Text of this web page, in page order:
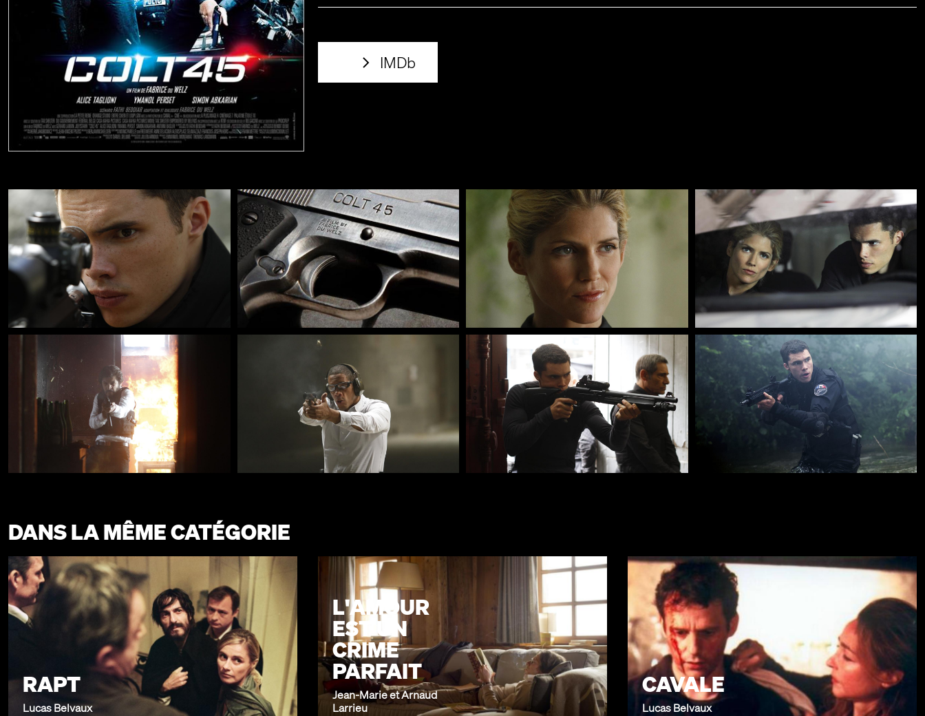
IMDb
DANS LA MÊME CATÉGORIE
RAPT
Lucas Belvaux
L'AMOUR
EST UN
CRIME
PARFAIT
Jean-Marie et Arnaud
Larrieu
CAVALE
Lucas Belvaux